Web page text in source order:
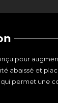
pour
abaissé et
permet une